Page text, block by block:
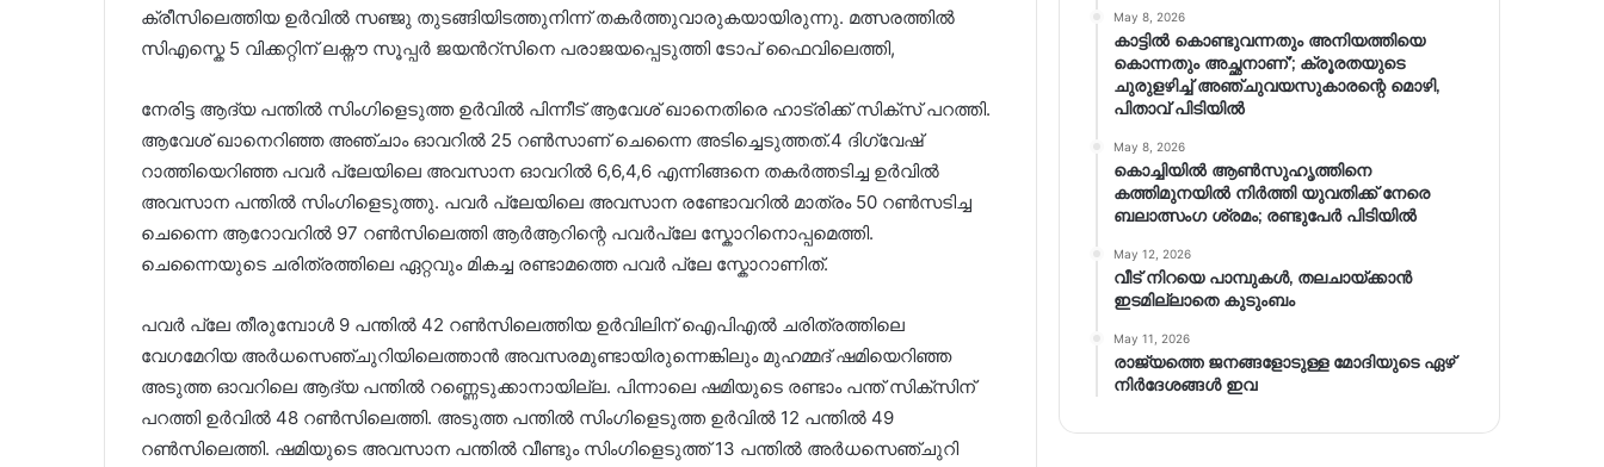
ക്രീസിലെത്തിയ ഉർവിൽ സഞ്ജു തുടങ്ങിയിടത്തുനിന്ന് തകർത്തുവാരുകയായിരുന്നു. മത്സരത്തിൽ
സിഎസ്കെ 5 വിക്കറ്റിന് ലക്നൗ സൂപ്പർ ജയൻറ്സിനെ പരാജയപ്പെടുത്തി ടോപ് ഫൈവിലെത്തി,
നേരിട്ട ആദ്യ പന്തിൽ സിംഗിളെടുത്ത ഉർവിൽ പിന്നീട് ആവേശ് ഖാനെതിരെ ഹാട്രിക്ക് സിക്സ് പറത്തി.
ആവേശ് ഖാനെറിഞ്ഞ അഞ്ചാം ഓവറിൽ 25 റൺസാണ് ചെന്നൈ അടിച്ചെടുത്തത്.4 ദിഗ്‌വേഷ്
റാത്തിയെറിഞ്ഞ പവർ പ്ലേയിലെ അവസാന ഓവറിൽ 6,6,4,6 എന്നിങ്ങനെ തകർത്തടിച്ച ഉർവിൽ
അവസാന പന്തിൽ സിംഗിളെടുത്തു. പവർ പ്ലേയിലെ അവസാന രണ്ടോവറിൽ മാത്രം 50 റൺസടിച്ച
ചെന്നൈ ആറോവറിൽ 97 റൺസിലെത്തി ആർആറിന്റെ പവർപ്ലേ സ്കോറിനൊപ്പമെത്തി.
ചെന്നൈയുടെ ചരിത്രത്തിലെ ഏറ്റവും മികച്ച രണ്ടാമത്തെ പവർ പ്ലേ സ്കോറാണിത്.
പവർ പ്ലേ തീരുമ്പോൾ 9 പന്തിൽ 42 റൺസിലെത്തിയ ഉർവിലിന് ഐപിഎൽ ചരിത്രത്തിലെ
വേഗമേറിയ അർധസെഞ്ചുറിയിലെത്താൻ അവസരമുണ്ടായിരുന്നെങ്കിലും മുഹമ്മദ് ഷമിയെറിഞ്ഞ
അടുത്ത ഓവറിലെ ആദ്യ പന്തിൽ റണ്ണെടുക്കാനായില്ല. പിന്നാലെ ഷമിയുടെ രണ്ടാം പന്ത് സിക്സിന്
പറത്തി ഉർവിൽ 48 റൺസിലെത്തി. അടുത്ത പന്തിൽ സിംഗിളെടുത്ത ഉർവിൽ 12 പന്തിൽ 49
റൺസിലെത്തി. ഷമിയുടെ അവസാന പന്തിൽ വീണ്ടും സിംഗിളെടുത്ത് 13 പന്തിൽ അർധസെഞ്ചുറി
May 8, 2026
കാട്ടിൽ കൊണ്ടുവന്നതും അനിയത്തിയെ
കൊന്നതും അച്ഛനാണ്’; ക്രൂരതയുടെ
ചുരുളഴിച്ച് അഞ്ചുവയസുകാരന്റെ മൊഴി,
പിതാവ് പിടിയിൽ
May 8, 2026
കൊച്ചിയിൽ ആൺസുഹൃത്തിനെ
കത്തിമുനയിൽ നിർത്തി യുവതിക്ക് നേരെ
ബലാത്സംഗ​ ശ്രമം; രണ്ടുപേർ പിടിയിൽ
May 12, 2026
വീട് നിറയെ പാമ്പുകൾ, തലചായ്ക്കാൻ
ഇടമില്ലാതെ കുടുംബം
May 11, 2026
രാജ്യത്തെ ജനങ്ങളോടുള്ള മോദിയുടെ ഏഴ്
നിര്‍ദേശങ്ങള്‍ ഇവ